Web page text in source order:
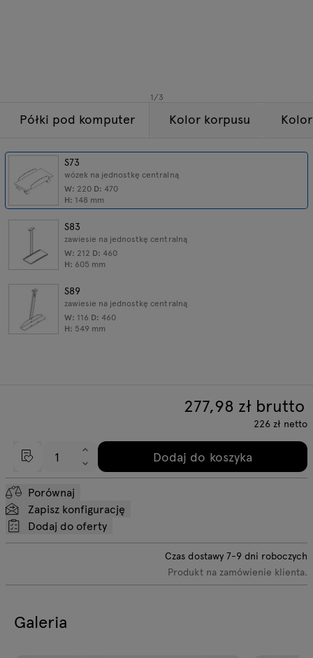
1/3
Półki pod komputer
S73
wózek na jednostkę centralną
W: 220 D: 470
H: 148 mm
S83
zawiesie na jednostkę centralną
W: 212 D: 460
H: 605 mm
S89
zawiesie na jednostkę centralną
W: 116 D: 460
H: 549 mm
Kolor korpusu
277,98 zł brutto
226 zł netto
Dodaj do koszyka
Porównaj
Zapisz konfigurację
Dodaj do oferty
Czas dostawy 7-9dni roboczych
Produkt na zamówienie klienta.
Galeria